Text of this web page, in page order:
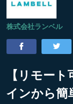
株式会社ランベル
【リモー
インから簡